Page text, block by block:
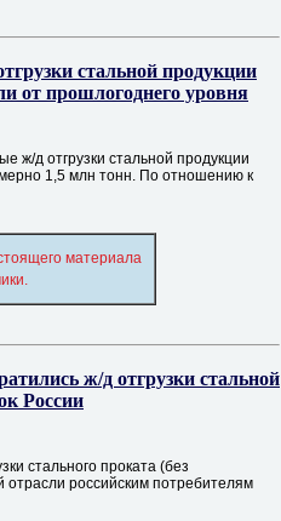
стальной продукции
от прошлогоднего уровня
ж/д отгрузки стальной продукции
1,5 млн тонн. По отношению к
материала
ж/д отгрузки стальной
России
стального проката (без
отрасли российским потребителям